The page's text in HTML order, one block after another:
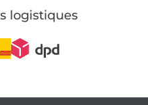
logistiques